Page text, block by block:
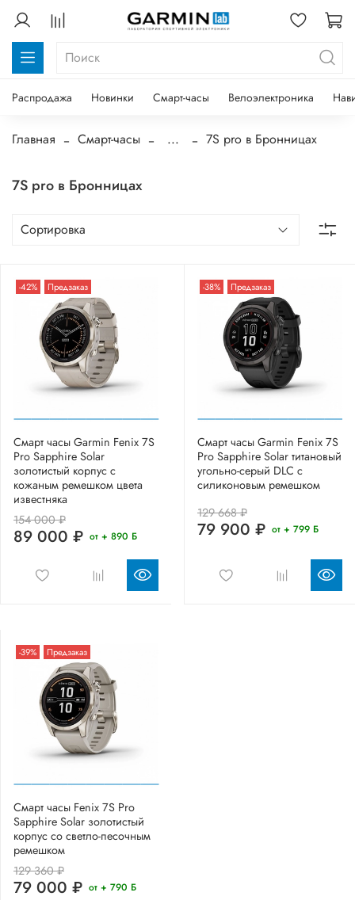
Распродажа Новинки Смарт-часы Велоэлектроника
Главная Смарт-часы ... 7S pro в Бронницах
7S pro в Бронницах
-42% Предзаказ
Смарт часы Garmin Fenix 7S
Pro Sapphire Solar
золотистый корпус с
кожаным ремешком цвета
известняка
154 000 ₽
89 000 ₽ от + 890 Б
-38% Предзаказ
Смарт часы Garmin Fenix 7S
Pro Sapphire Solar титановый
угольно-серый DLC с
силиконовым ремешком
129 668 ₽
79 900 ₽ от + 799 Б
-39% Предзаказ
Смарт часы Fenix 7S Pro
Sapphire Solar золотистый
корпус со светло-песочным
ремешком
129 360 ₽
79 000 ₽ от + 790 Б